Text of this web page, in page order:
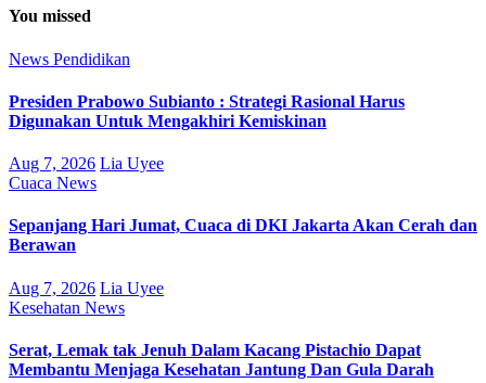
You missed
News Pendidikan
Presiden Prabowo Subianto : Strategi Rasional Harus
Digunakan Untuk Mengakhiri Kemiskinan
Aug 7, 2026 Lia Uyee
Cuaca News
Sepanjang Hari Jumat, Cuaca di DKI Jakarta Akan Cerah dan
Berawan
Aug 7, 2026 Lia Uyee
Kesehatan News
Serat, Lemak tak Jenuh Dalam Kacang Pistachio Dapat
Membantu Menjaga Kesehatan Jantung Dan Gula Darah